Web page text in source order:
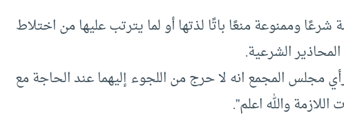
وممنوعة منعًا باتًا لذتها أو لما يترتب عليها من اختلاط
الشرعية.
مجلس المجمع انه لا حرج من اللجوء إليهما عند الحاجة مع
والله اعلم”.